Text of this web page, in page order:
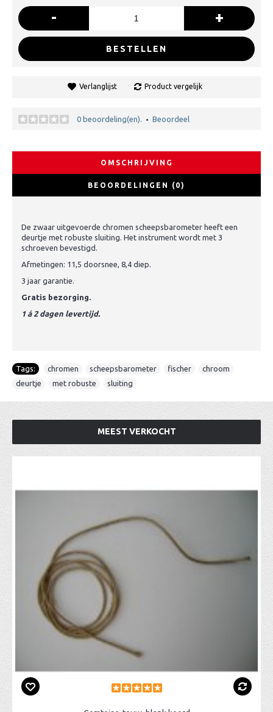
- +
BESTELLEN
Verlanglijst Product vergelijk
0 beoordeling(en). • Beoordeel
OMSCHRIJVING
BEOORDELINGEN (0)
De zwaar uitgevoerde chromen scheepsbarometer heeft een
deurtje met robuste sluiting. Het instrument wordt met 3
schroeven bevestigd.
Afmetingen: 11,5 doorsnee, 8,4 diep.
3 jaar garantie.
Gratis bezorging.
1 á 2 dagen levertijd.
Tags: chromen scheepsbarometer fischer chroom
deurtje
met robuste sluiting
MEEST VERKOCHT